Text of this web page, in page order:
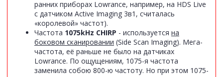
ранних приборах Lowrance, например, на HDS Live
c датчиком Active Imaging 3в1, считалась
«королевой» частот).
Частота 1075kHz CHIRP - используется на
боковом сканировании (Side Scan Imaging). Мега-
частота, её раньше не было на датчиках
Lowrance. По ощущениям, 1075-я частота
заменила собою 800-ю частоту. Но при этом 1075-